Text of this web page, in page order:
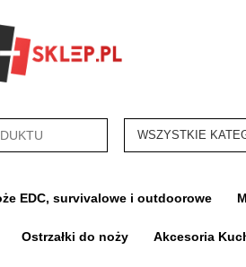
categories_searcher
EDC, survivalowe i outdoorowe
Ostrzałki do noży Akcesoria